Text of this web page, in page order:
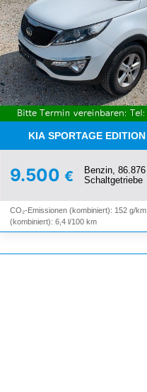
KIA SPORTAGE
9.500 €
Benzin,
Schaltgetriebe
CO₂-Emissionen (kombiniert): 152 g/
(kombiniert): 6,4 l/100 km